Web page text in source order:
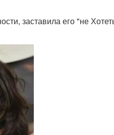
заставила его "не